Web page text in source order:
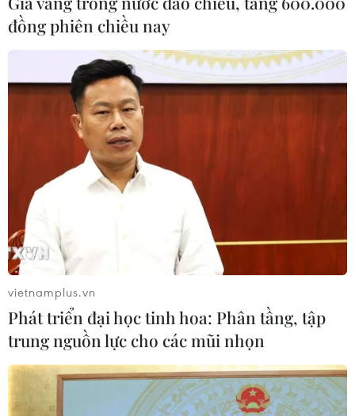
Tính từ 18h ngày 17/6 đến 6h ngày 18/6, Thành phố Hồ
Chí Minh có 60 ca mắc COVID-19 mới, nâng tổng số
người mắc lên 1.257 người trong đợt dịch thứ 4.
Các chuỗi lây nhiễm
COVID-19 tại TP Hồ Chí Minh trong đợt
dịch thứ 4
đồng phiên chiều nay
vietnamplus.vn
Phát triển đại học tinh hoa: Phân tầng, tập
trung nguồn lực cho các mũi nhọn